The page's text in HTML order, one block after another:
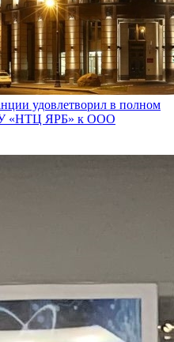
удовлетворил в полном
«НТЦ ЯРБ» к ООО